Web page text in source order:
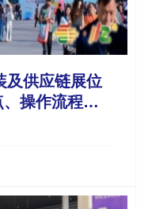
及供应链展位
操作流程与